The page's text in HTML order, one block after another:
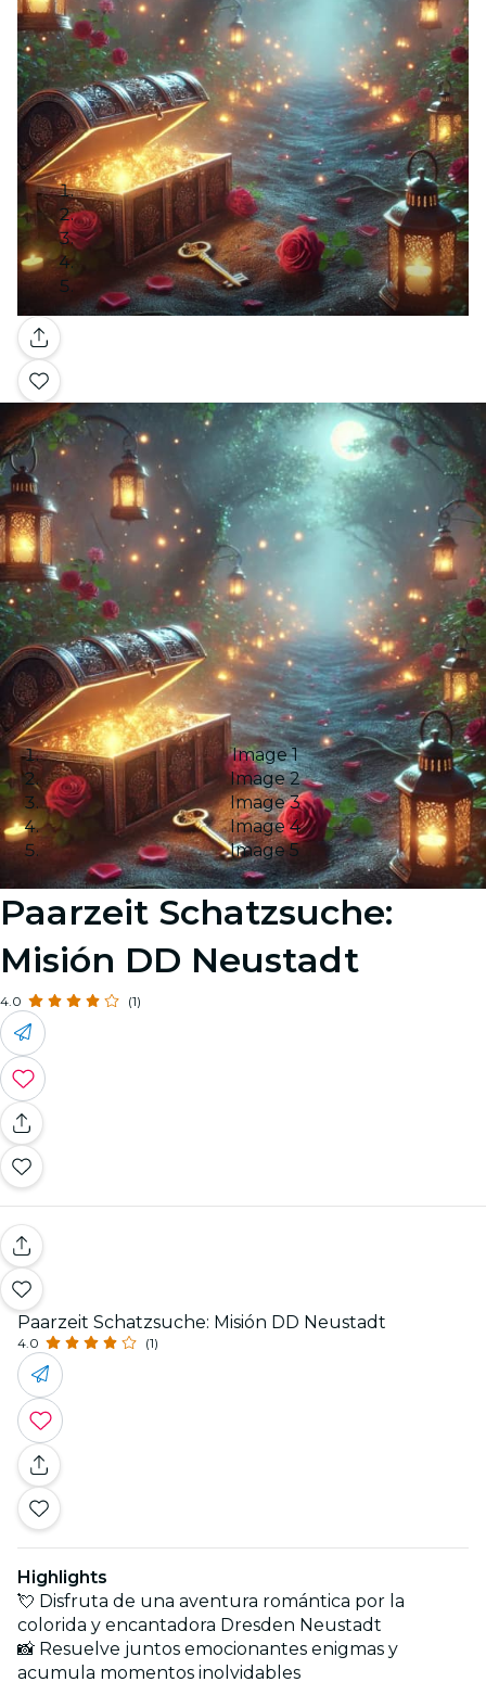
Galería
Image 1
Image 2
Image 3
Image 4
Image 5
Paarzeit Schatzsuche:
Misión DD Neustadt
4.0 (1)
Paarzeit Schatzsuche: Misión DD Neustadt
4.0 (1)
Highlights
💘 Disfruta de una aventura romántica por la
colorida y encantadora Dresden Neustadt
📸 Resuelve juntos emocionantes enigmas y
acumula momentos inolvidables